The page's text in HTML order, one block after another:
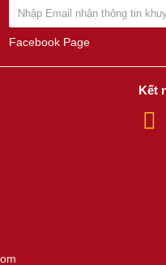
Facebook Page
Kết